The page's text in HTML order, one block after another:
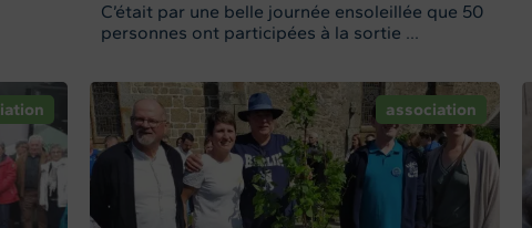
C’était par une belle journée ensoleillée que 50
personnes ont participées à la sortie ...
association